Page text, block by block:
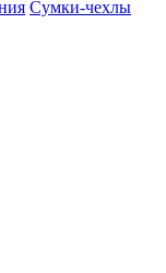
Сумки-чехлы